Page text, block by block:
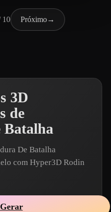
10 Próximo→
3D
de
De Batalha
com Hyper3D Rodin
Gerar